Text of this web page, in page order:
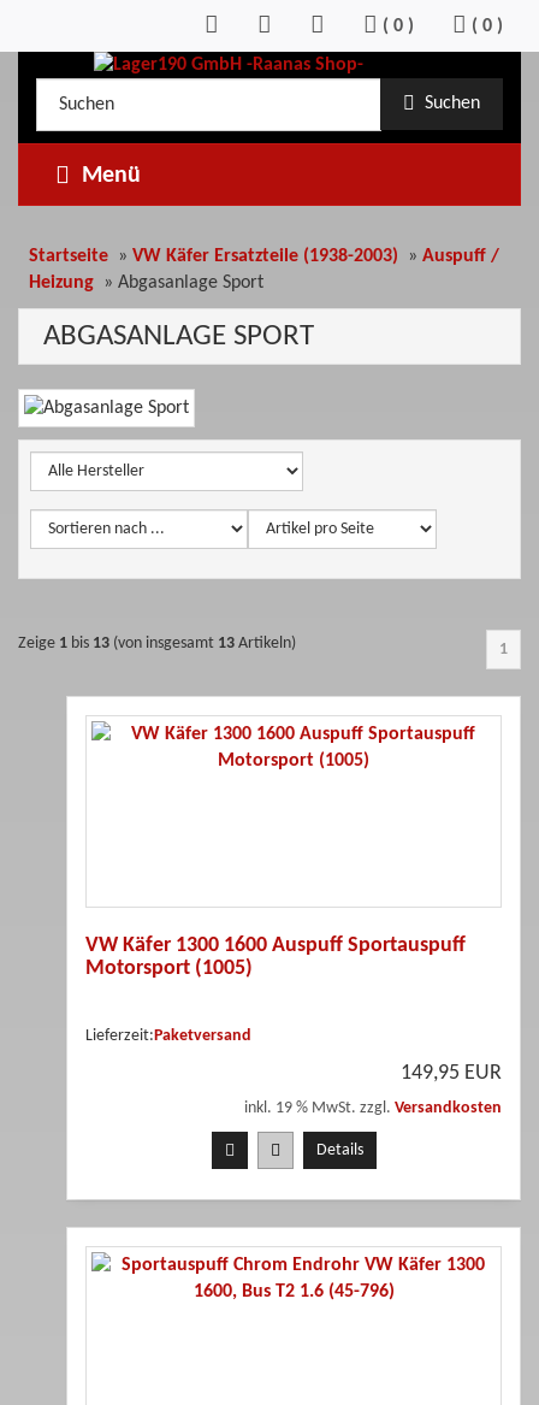
( 0 ) ( 0 )
Shop
Suchen
Menü
Startseite » VW Käfer Ersatzteile (1938-2003) » Auspuff /
Heizung » Abgasanlage Sport
ABGASANLAGE SPORT
Kategoriebeschreibung
Zeige 1 bis 13 (von insgesamt 13 Artikeln) 1
VW Käfer 1300 1600 Auspuff Sportauspuff
Motorsport (1005)
Lieferzeit: Paketversand
149,95 EUR
inkl. 19 % MwSt. zzgl. Versandkosten
Details